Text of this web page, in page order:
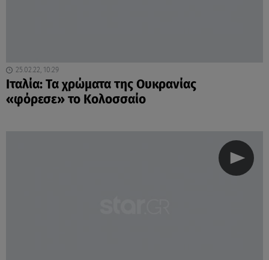
25.02.22, 10:29
Ιταλία: Τα χρώματα της Ουκρανίας
«φόρεσε» το Κολοσσαίο